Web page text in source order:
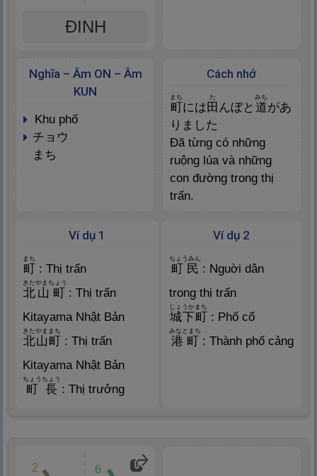
ĐINH
Cách nhớ
町
まち
には 田
た
んぼと 道
みち
があ
りました
Đã từng có những
ruộng lúa và những
con đường trong thị
trấn.
Nghĩa – Âm ON – Âm
KUN
khu phố
チョウ
まち
Ví dụ 1
町
làng
まち
: Thị trấn
北
Nghĩa: Phương bắc, hướng Bắc,
きた
山 町
Nghĩa: Thị trấn, con phố, ngôi
làng
やまちょう
: Thị trấn
Kitayama Nhật Bản
北
Nghĩa: Phương bắc, hướng Bắc,
phía Bắc
山
きたやま
町
Nghĩa: Thị trấn, con phố, ngôi
làng
まち
: Thị trấn
Kitayama Nhật Bản
町長
ちょうちょう
: Thị trưởng
Ví dụ 2
町 民
ちょうみん
: Nguời dân
trong thị trấn
城下町
じょうかまち
: Phố cổ
港 町
みなとまち
: Thành phố cảng
2 6